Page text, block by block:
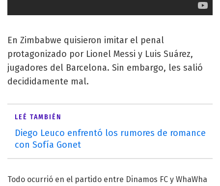
En Zimbabwe quisieron imitar el penal
protagonizado por Lionel Messi y Luis Suárez,
jugadores del Barcelona. Sin embargo, les salió
decididamente mal.
LEÉ TAMBIÉN
Diego Leuco enfrentó los rumores de romance
con Sofía Gonet
Todo ocurrió en el partido entre Dinamos FC y WhaWha